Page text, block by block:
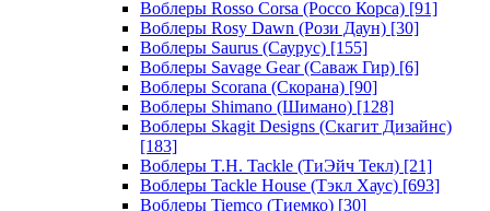
Воблеры Rosso Corsa (Россо Корса) [91]
Воблеры Rosy Dawn (Рози Даун) [30]
Воблеры Saurus (Саурус) [155]
Воблеры Savage Gear (Саваж Гир) [6]
Воблеры Scorana (Скорана) [90]
Воблеры Shimano (Шимано) [128]
Воблеры Skagit Designs (Скагит Дизайнс)
[183]
Воблеры T.H. Tackle (ТиЭйч Текл) [21]
Воблеры Tackle House (Тэкл Хаус) [693]
Воблеры Tiemco (Тиемко) [30]